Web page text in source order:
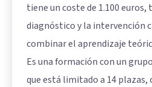
tiene un coste de 1.100
diagnóstico y la intervención
combinar el aprendizaje
Es una formación con un
que está limitado a 14 plazas,